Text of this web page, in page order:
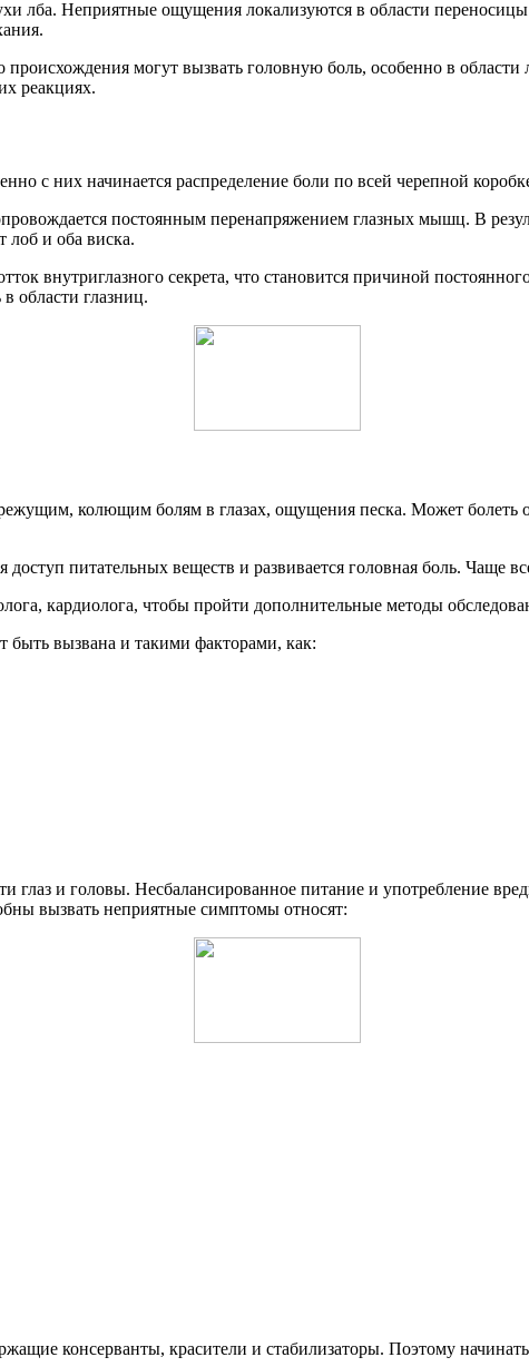
лба. Неприятные ощущения локализуются в области
происхождения могут вызвать головную боль, особенно в
реакциях.
с них начинается распределение боли по всей черепной
постоянным перенапряжением глазных мышц. В
лоб и оба виска.
внутриглазного секрета, что становится причиной
области глазниц.
колющим болям в глазах, ощущения песка. Может болеть
питательных веществ и развивается головная боль. Чаще
кардиолога, чтобы пройти дополнительные методы
быть вызвана и такими факторами, как:
глаз и головы. Несбалансированное питание и употребление
вызвать неприятные симптомы относят:
консерванты, красители и стабилизаторы. Поэтому